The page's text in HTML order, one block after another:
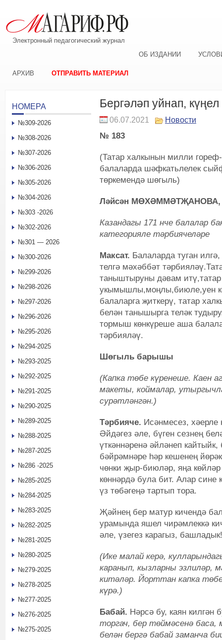
Электронный педагогический журнал
ОБ ИЗДАНИИ
АРХИВ ОТПРАВИТЬ МАТЕРИАЛ
Бергәләп уйнап,
06.07.2021 Новости
№ 183
(Татар халкынын милли
балаларда шәфкатьлелек
төркемендә шөгыль)
Ләйсән
Казандагы 171 нче балалар
категорияле тәрбиячеләре
Максат. Балаларда туган илгә,
телгә мәхәббәт
таныштыруны дәвам
укымышлы,моңлы,биюле,уен
балаларга җиткерү, татар
белән танышырга теләк
тормыш көнкүреше аша
тәрбияләү.
Шөгыль барышы
(Капка төбе күренеше. Каен
макеты, коймалар,
сурәтләнгән.)
Тәрбияче. Исәнмесез, хәерле
Әйдәгез әле, бүген сезнең
үткәннәренә әйләнеп
бәйрәмнәре һәр кешенең
чөнки җыр-биюләр, яңа
көннәрдә була бит. Алар
үз төбәгеңә тартып тора.
Җәйнең бер матур кичендә
урамында яшел чирәмлеккә
әле, үзегез карагыз, башладык!
(Ике малай керә,
каранып, кызларны
китәләр. Йорттан капка
күрә.)
Бабай. Нәрсә бу, каян
торгач, бер төймәсенә баса,
белән бергә бабай заманча
НОМЕРА
№309-2026
№308-2026
№307-2026
№306-2026
№305-2026
№304-2026
№303 -2026
№302-2026
№301 — 2026
№300-2026
№299-2026
№298-2026
№297-2026
№296-2026
№295-2026
№294-2025
№293-2025
№292-2025
№291-2025
№290-2025
№289-2025
№288-2025
№287-2025
№286 -2025
№285-2025
№284-2025
№283-2025
№282-2025
№281-2025
№280-2025
№279-2025
№278-2025
№277-2025
№276-2025
№275-2025